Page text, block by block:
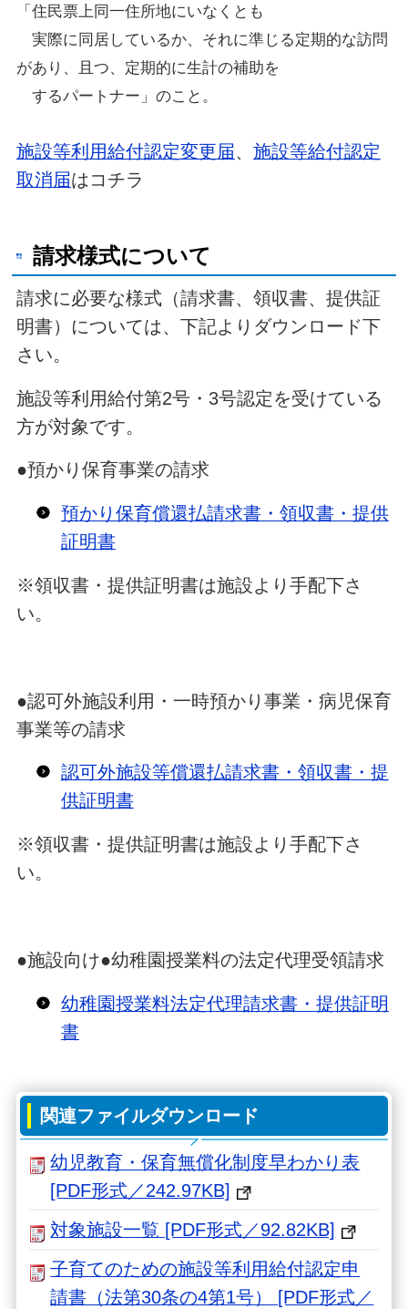
「住民票上同一住所地にいなくとも
実際に同居しているか、 それに準じる定期的な訪問
があり、且つ、定期的に生計の補助を
するパートナー」のこと。
施設等利用給付認定変更届、 施設等給付認定
取消届はコチラ
請求様式について
請求に必要な様式（請求書、領収書、提供証
明書）については、下記よりダウンロード下
さい。
施設等利用給付第2号・3号認定を受けている
方が対象です。
●預かり保育事業の請求
預かり保育償還払請求書・領収書・提供
証明書
※領収書・提供証明書は施設より手配下さ
い。
●認可外施設利用・一時預かり事業・病児保育
事業等の請求
認可外施設等償還払請求書・領収書・提
供証明書
※領収書・提供証明書は施設より手配下さ
い。
●施設向け●幼稚園授業料の法定代理受領請求
幼稚園授業料法定代理請求書・提供証明
書
関連ファイルダウンロード
幼児教育・保育無償化制度早わかり表
[PDF形式／242.97KB]
対象施設一覧 [PDF形式／92.82KB]
子育てのための施設等利用給付認定申
請書（法第30条の4第1号） [PDF形式／